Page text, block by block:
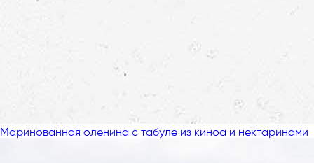
Маринованная оленина с табуле из киноа и нектаринами